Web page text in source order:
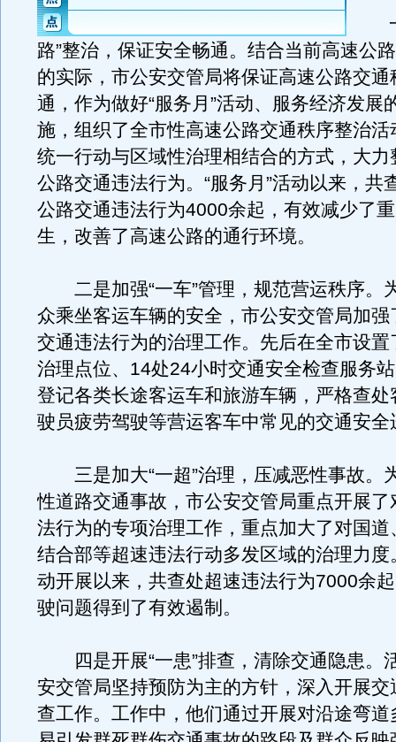
一
路”整治，保证安全畅通。结合当前高速公
的实际，市公安交管局将保证高速公路交通
通，作为做好“服务月”活动、服务经济发展
施，组织了全市性高速公路交通秩序整治活
统一行动与区域性治理相结合的方式，大力
公路交通违法行为。“服务月”活动以来，共
公路交通违法行为4000余起，有效减少了
生，改善了高速公路的通行环境。
二是加强“一车”管理，规范营运秩序。
众乘坐客运车辆的安全，市公安交管局加强
交通违法行为的治理工作。先后在全市设
治理点位、14处24小时交通安全检查服务
登记各类长途客运车和旅游车辆，严格查处
驶员疲劳驾驶等营运客车中常见的交通安全
三是加大“一超”治理，压减恶性事故。
性道路交通事故，市公安交管局重点开展了
法行为的专项治理工作，重点加大了对国道
结合部等超速违法行动多发区域的治理力度
动开展以来，共查处超速违法行为7000余
驶问题得到了有效遏制。
四是开展“一患”排查，清除交通隐患。
安交管局坚持预防为主的方针，深入开展交
查工作。工作中，他们通过开展对沿途弯道